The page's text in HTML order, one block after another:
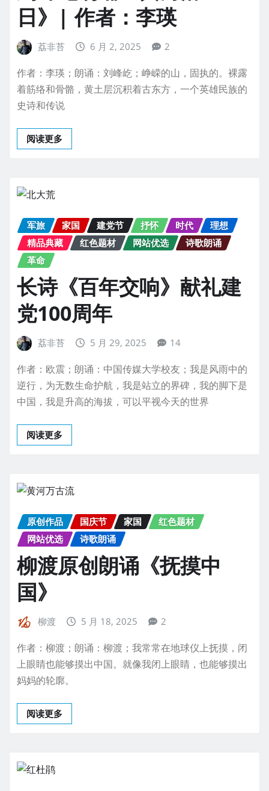
日》| 作者：李瑛
荔非苔 6 月 2, 2025 2
作者：李瑛；朗诵：刘峰屹；峥嵘的山，固执的。裸露
着筋络和骨骼，黄土层沉积着古东方，一个英雄民族的
史诗和传说
阅读更多
军旅 家国 建党节 抒怀 时代
理想
精品典藏
红色题材 网站优选
诗歌朗诵
革命
长诗《百年交响》献礼建
党100周年
荔非苔 5 月 29, 2025 14
作者：欧震；朗诵：中国传媒大学校友；我是风雨中的
逆行，为无数生命护航，我是站立的界碑，我的脚下是
中国，我是升高的海拔，可以平视今天的世界
阅读更多
原创作品 国庆节 家国
红色题材
网站优选
诗歌朗诵
柳渡原创朗诵《抚摸中
国》
柳渡 5 月 18, 2025 2
作者：柳渡；朗诵：柳渡；我常常在地球仪上抚摸，闭
上眼睛也能够摸出中国。就像我闭上眼睛，也能够摸出
妈妈的轮廓。
阅读更多